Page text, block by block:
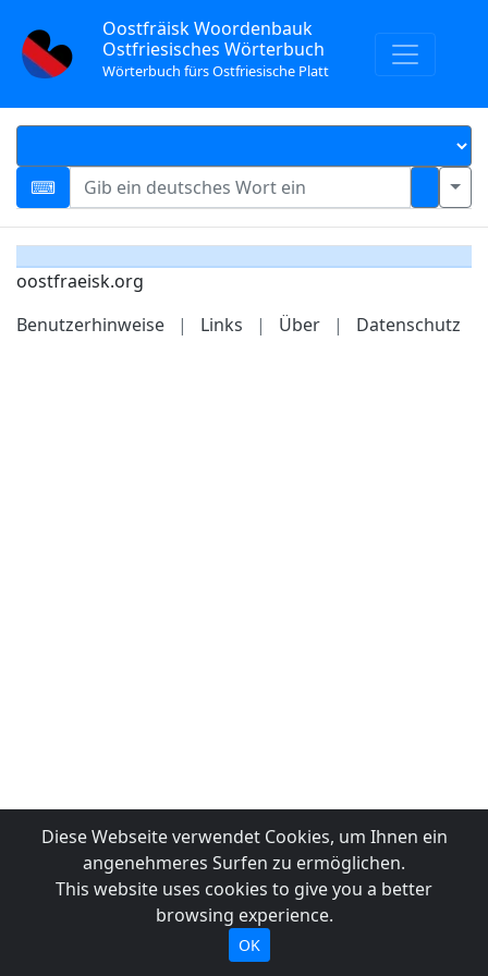
Oostfräisk Woordenbauk
Ostfriesisches Wörterbuch
Wörterbuch fürs Ostfriesische Platt
oostfraeisk.org
Benutzerhinweise
| Links | Über | Datenschutz
Diese Webseite verwendet Cookies, um Ihnen ein
angenehmeres Surfen zu ermöglichen.
This website uses cookies to give you a better
browsing experience.
OK